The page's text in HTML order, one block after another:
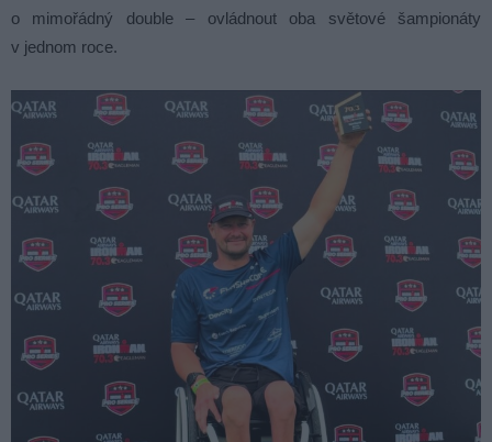
o mimořádný double – ovládnout oba světové šampionáty
v jednom roce.